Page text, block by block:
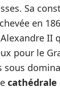
Sa
en
Alexandre II
pour le
sous
cathédrale